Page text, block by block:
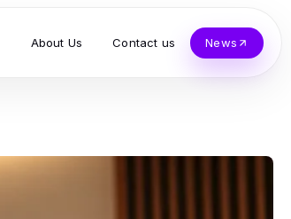
About Us Contact us News